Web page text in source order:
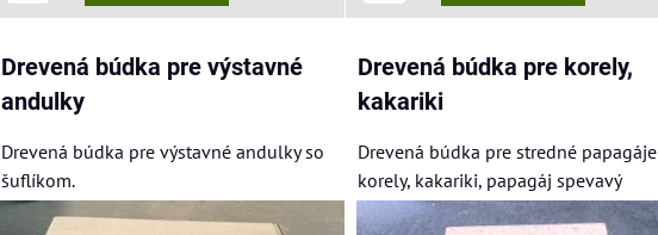
Drevená búdka pre výstavné
andulky
Drevená búdka pre výstavné andulky so
šuflíkom.
Drevená búdka pre korely,
kakariki
Drevená búdka pre stredné papagáje
korely, kakariki, papagáj spevavý